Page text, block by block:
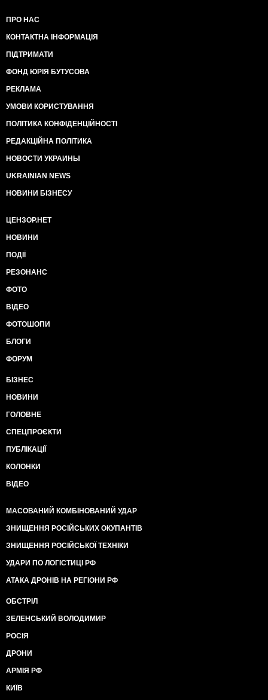
ПРО НАС
КОНТАКТНА ІНФОРМАЦІЯ
ПІДТРИМАТИ
ФОНД ЮРІЯ БУТУСОВА
РЕКЛАМА
УМОВИ КОРИСТУВАННЯ
ПОЛІТИКА КОНФІДЕНЦІЙНОСТІ
РЕДАКЦІЙНА ПОЛІТИКА
НОВОСТИ УКРАИНЫ
UKRAINIAN NEWS
НОВИНИ БІЗНЕСУ
ЦЕНЗОР.НЕТ
НОВИНИ
ПОДІЇ
РЕЗОНАНС
ФОТО
ВІДЕО
ФОТОШОПИ
БЛОГИ
ФОРУМ
БІЗНЕС
НОВИНИ
ГОЛОВНЕ
СПЕЦПРОЄКТИ
ПУБЛІКАЦІЇ
КОЛОНКИ
ВІДЕО
МАСОВАНИЙ КОМБІНОВАНИЙ УДАР
ЗНИЩЕННЯ РОСІЙСЬКИХ ОКУПАНТІВ
ЗНИЩЕННЯ РОСІЙСЬКОЇ ТЕХНІКИ
УДАРИ ПО ЛОГІСТИЦІ РФ
АТАКА ДРОНІВ НА РЕГІОНИ РФ
ОБСТРІЛ
ЗЕЛЕНСЬКИЙ ВОЛОДИМИР
РОСІЯ
ДРОНИ
АРМІЯ РФ
КИЇВ